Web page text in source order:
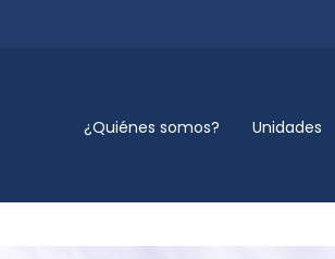
¿Quiénes somos? Unidades